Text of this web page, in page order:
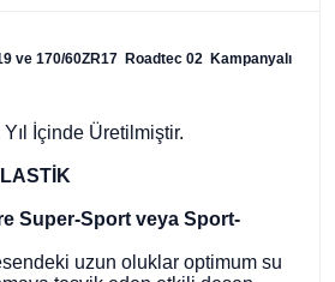
ve 170/60ZR17 Roadtec 02 Kampanyalı
İçinde Üretilmiştir.
Super-Sport veya Sport-
uzun oluklar optimum su